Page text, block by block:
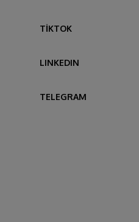
TİKTOK
LINKEDIN
TELEGRAM